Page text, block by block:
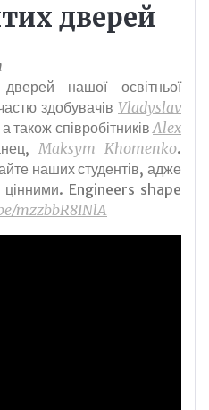
дверей
нашої освітньої
здобувачів Vladyslav
також співробітниківAlex
Maksym Khomenko.
наших студентів, адже
Engineers shape
mzzbbR8INlA